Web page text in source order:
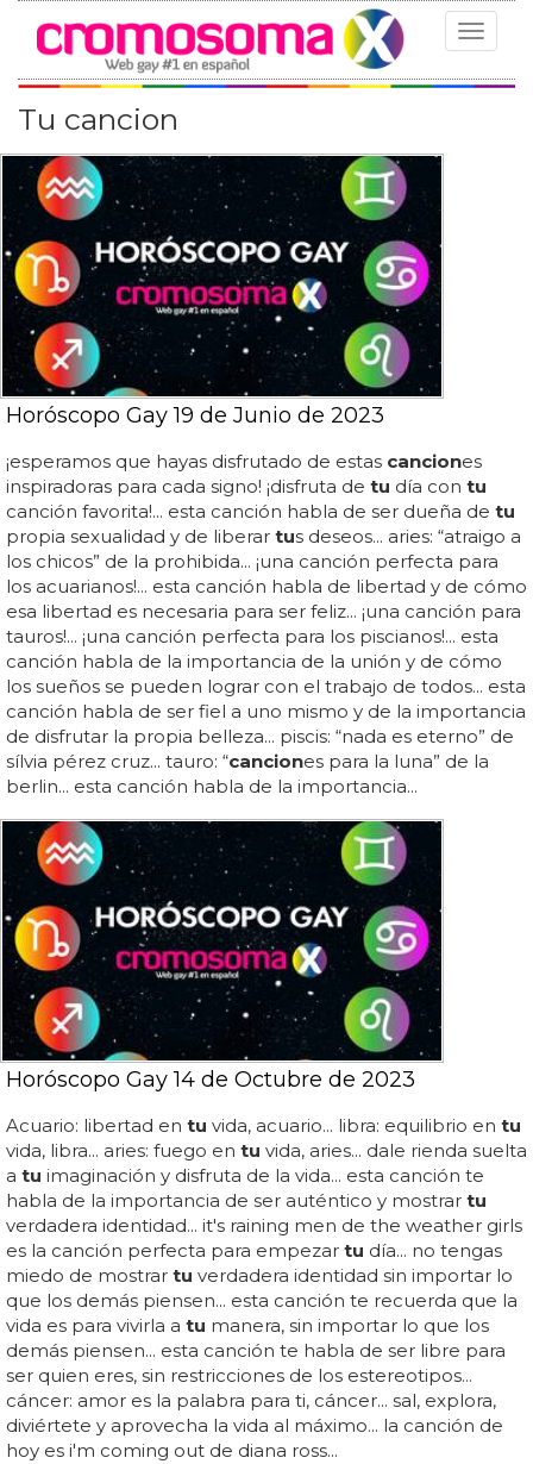
Toggle
Tu cancion
Horóscopo Gay 19 de Junio de 2023
¡esperamos que hayas disfrutado de estas canciones
inspiradoras para cada signo! ¡disfruta de tu día con tu
canción favorita!... esta canción habla de ser dueña de tu
propia sexualidad y de liberar tus deseos... aries: “atraigo a
los chicos” de la prohibida... ¡una canción perfecta para
los acuarianos!... esta canción habla de libertad y de cómo
esa libertad es necesaria para ser feliz... ¡una canción para
tauros!... ¡una canción perfecta para los piscianos!... esta
canción habla de la importancia de la unión y de cómo
los sueños se pueden lograr con el trabajo de todos... esta
canción habla de ser fiel a uno mismo y de la importancia
de disfrutar la propia belleza... piscis: “nada es eterno” de
sílvia pérez cruz... tauro: “canciones para la luna” de la
berlin... esta canción habla de la importancia...
Horóscopo Gay 14 de Octubre de 2023
Acuario: libertad en tu vida, acuario... libra: equilibrio en tu
vida, libra... aries: fuego en tu vida, aries... dale rienda suelta
a tu imaginación y disfruta de la vida... esta canción te
habla de la importancia de ser auténtico y mostrar tu
verdadera identidad... it's raining men de the weather girls
es la canción perfecta para empezar tu día... no tengas
miedo de mostrar tu verdadera identidad sin importar lo
que los demás piensen... esta canción te recuerda que la
vida es para vivirla a tu manera, sin importar lo que los
demás piensen... esta canción te habla de ser libre para
ser quien eres, sin restricciones de los estereotipos...
cáncer: amor es la palabra para ti, cáncer... sal, explora,
diviértete y aprovecha la vida al máximo... la canción de
hoy es i'm coming out de diana ross...